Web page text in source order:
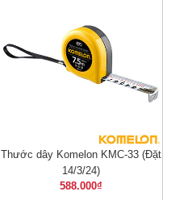
Thước dây Komelon KMC-33 (Đặt
14/3/24)
588.000₫